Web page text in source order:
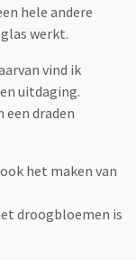
hele andere
werkt.
vind ik
uitdaging.
draden
het maken van
droogbloemen is